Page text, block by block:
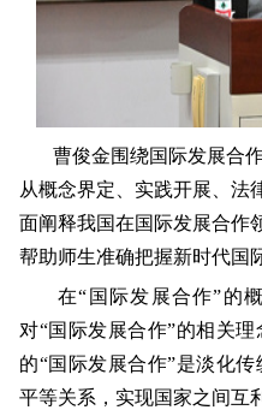
曹俊金围绕国际发展合
从概念界定、实践开展、法
面阐释我国在国际发展合作
帮助师生准确把握新时代国
在“国际发展合作”的
对“国际发展合作”的相关
的“国际发展合作”是淡化
平等关系，实现国家之间互